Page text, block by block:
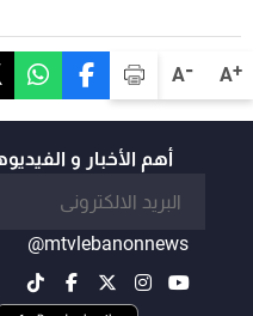
A+
A-
أهم الأخبار و
@mtvlebanonnews